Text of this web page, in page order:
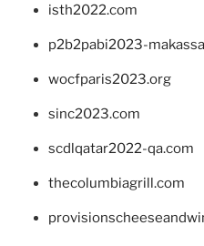
isth2022.com
p2b2pabi2023-
wocfparis2023.org
sinc2023.com
scdlqatar2022-qa.com
thecolumbiagrill.com